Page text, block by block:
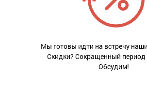
Мы готовы идти на встречу
Скидки? Сокращенный период
Обсудим!